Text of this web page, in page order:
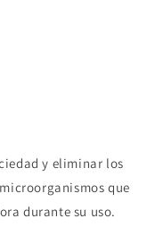
y eliminar los
que
durante su uso.